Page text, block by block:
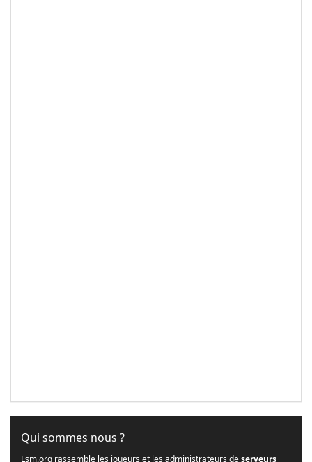
Qui sommes nous ?
Lsm.org rassemble les joueurs et les administrateurs deserveurs